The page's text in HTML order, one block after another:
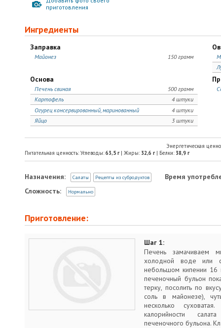
приготовления
Ингредиенты
Заправка
150 грамм
Майонез
Основа
500 грамм
Печень свиная
4 штуки
Картофель
4 штуки
Огурец консервированный, маринованный
3 штуки
Яйцо
Энергетическая
Питательная ценность: Углеводы: 63,5 г| Жиры: 32,6 г| Белки: 38,9 г
Назначения: Салаты Рецепты из субродуктов
Время
Сложность:
Нормально
Приготовление:
Шаг 1:
Печень замачиваем
холодной воде или
небольшом кипении 16
печеночный бульон
терку, посолить по
соль в майонезе),
несколько
калорийности
печеночного бульона.